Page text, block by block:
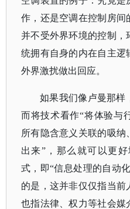
作，还是空调在控制房间
并不受外界环境的控制，
统拥有自身的内在自主逻
外界激扰做出回应。
如果我们像卢曼那样
而将技术看作“将体验与
所有隐含意义关联的吸
出来”，那么就可以更
式，即“信息处理的自动
的是，这并非仅仅指当
也指法律、权力等社会媒